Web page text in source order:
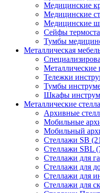
Медицинские
Медицинские
Медицинские
Сейфы
Тумбы
Металлическая
Металлические
Тележки
Тумбы
Шкафы
Металлические
Архивные
Мобильные
Мобильный
Стеллажи SB
Стеллажи SBL
Стеллажи для
Стеллажи для
Стеллажи для
Стеллажи для